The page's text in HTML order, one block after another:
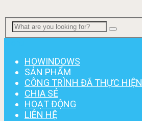
HOWINDOWS
SẢN PHẨM
CÔNG TRÌNH ĐÃ THỰC HIỆN
CHIA SẺ
HOẠT ĐỘNG
LIÊN HỆ